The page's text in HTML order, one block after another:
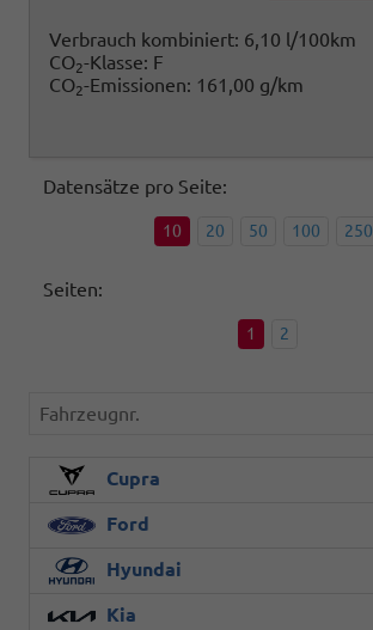
Verbrauch kombiniert: 6,10 l/100km
CO2-Klasse: F
CO2-Emissionen: 161,00 g/km
Datensätze pro Seite:
10 20 50 100 250
Seiten:
1 2
Fahrzeugnr.
Cupra
Ford
Hyundai
Kia